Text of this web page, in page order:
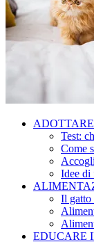
Test:
Come
Idee di
Il gatto
EDUCARE